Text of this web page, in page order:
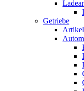
Getriebe